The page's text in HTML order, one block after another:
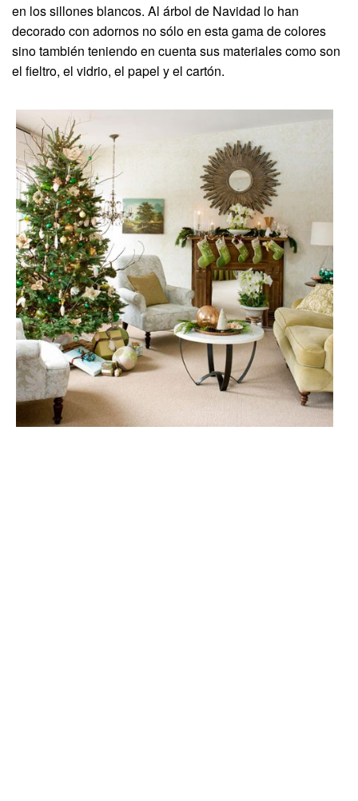
en los sillones blancos. Al árbol de Navidad lo han
decorado con adornos no sólo en esta gama de colores
sino también teniendo en cuenta sus materiales como son
el fieltro, el vidrio, el papel y el cartón.